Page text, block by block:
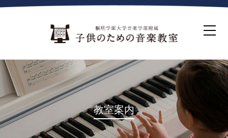
ホーム
生徒募集について
教室案内
コース紹介
概要・沿革
桐朋を選ぶ理由
インタビュー・コラム
イベント
教室案内